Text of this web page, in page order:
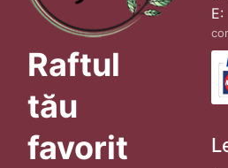
Raftul
tău
favorit
E: